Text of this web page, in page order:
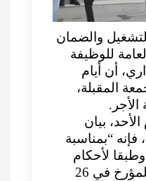
والضمان
للوظيفة
أن أيام
المقبلة،
بيان
“بمناسبة
لأحكام
القانون رقم 63-278 المؤرخ في 26